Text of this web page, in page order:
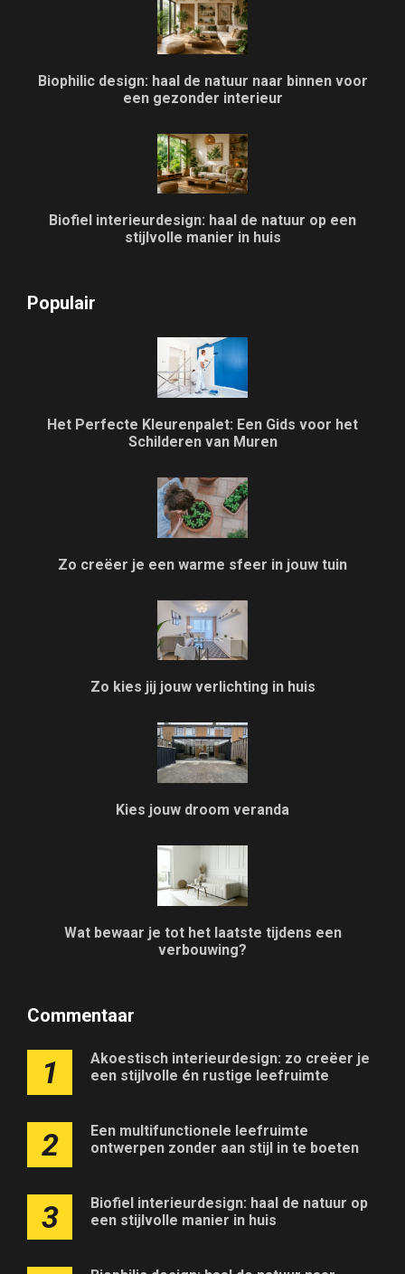
Biophilic design: haal de natuur naar binnen voor
een gezonder interieur
Biofiel interieurdesign: haal de natuur op een
stijlvolle manier in huis
Populair
Het Perfecte Kleurenpalet: Een Gids voor het
Schilderen van Muren
Zo creëer je een warme sfeer in jouw tuin
Zo kies jij jouw verlichting in huis
Kies jouw droom veranda
Wat bewaar je tot het laatste tijdens een
verbouwing?
Commentaar
1
Akoestisch interieurdesign: zo creëer je
een stijlvolle én rustige leefruimte
2
Een multifunctionele leefruimte
ontwerpen zonder aan stijl in te boeten
3
Biofiel interieurdesign: haal de natuur op
een stijlvolle manier in huis